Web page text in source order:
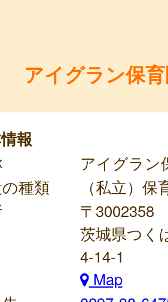
アイグラン保
報
アイグラン
種類
（私立）保
〒3002358
茨城県つく
4-14-1
Map